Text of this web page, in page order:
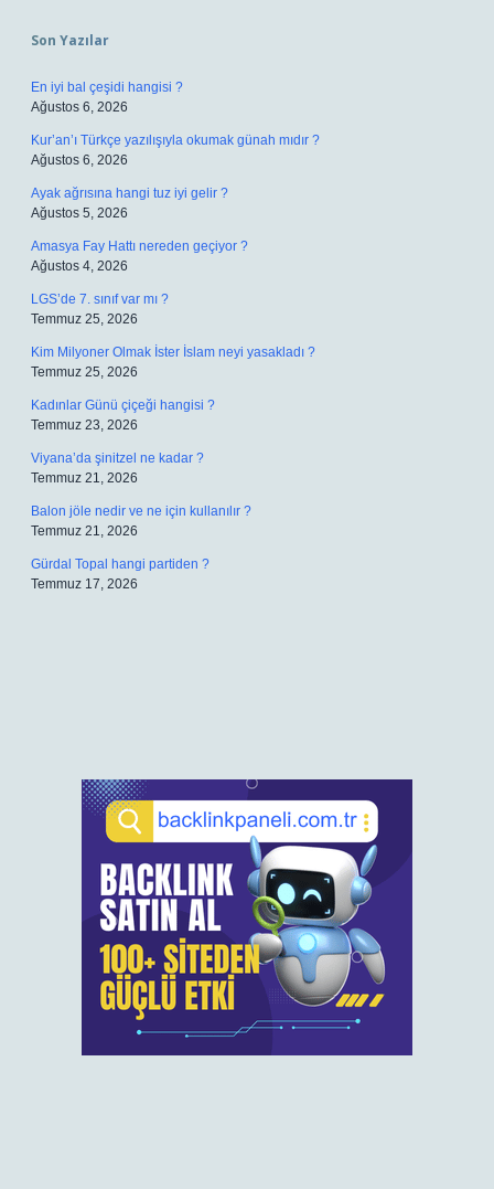
Son Yazılar
En iyi bal çeşidi hangisi ?
Ağustos 6, 2026
Kur’an’ı Türkçe yazılışıyla okumak günah mıdır ?
Ağustos 6, 2026
Ayak ağrısına hangi tuz iyi gelir ?
Ağustos 5, 2026
Amasya Fay Hattı nereden geçiyor ?
Ağustos 4, 2026
LGS’de 7. sınıf var mı ?
Temmuz 25, 2026
Kim Milyoner Olmak İster İslam neyi yasakladı ?
Temmuz 25, 2026
Kadınlar Günü çiçeği hangisi ?
Temmuz 23, 2026
Viyana’da şinitzel ne kadar ?
Temmuz 21, 2026
Balon jöle nedir ve ne için kullanılır ?
Temmuz 21, 2026
Gürdal Topal hangi partiden ?
Temmuz 17, 2026